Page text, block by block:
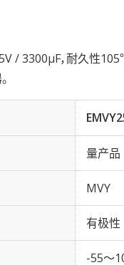
/ 3300µF，耐久性
量产品
MVY
有极性
-55～